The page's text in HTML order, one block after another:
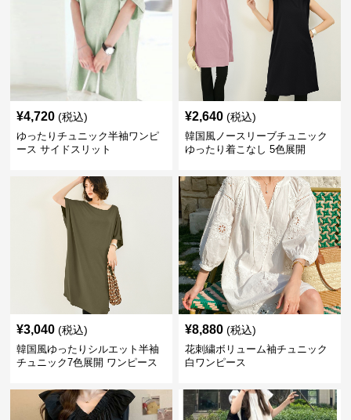
¥4,720 (税込)
ゆったりチュニック半袖ワンピ
ース サイドスリット
¥2,640 (税込)
韓国風ノースリーブチュニック
ゆったり着こなし 5色展開
¥3,040 (税込)
韓国風ゆったりシルエット半袖
チュニック7色展開 ワンピース
¥8,880 (税込)
花刺繍ボリューム袖チュニック
白ワンピース